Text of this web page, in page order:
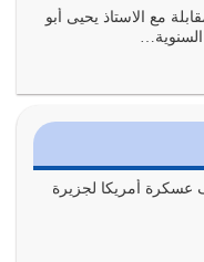
للشيطان كلما كانوا
الأبدية والرزق
الله معرفة سيرته
مع الاستاذ يحيى أبو
عسكرة أمريكا لجزيرة